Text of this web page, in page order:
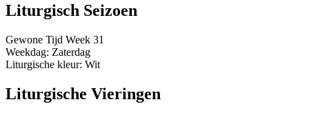
Liturgisch Seizoen
Gewone Tijd Week 31
Weekdag: Zaterdag
Liturgische kleur: Wit
Liturgische Vieringen